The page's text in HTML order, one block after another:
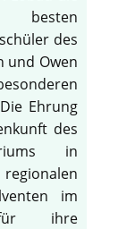
besten
des
und Owen
Ehrung
des
in
im
für ihre